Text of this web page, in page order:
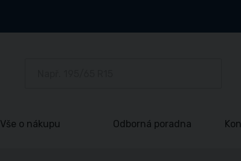
Vše o nákupu Odborná poradna